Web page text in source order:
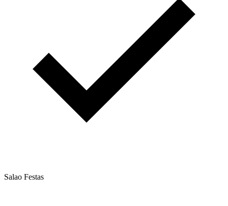
Salao Festas